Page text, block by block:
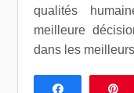
qualités
meilleure
dans les
Partagez